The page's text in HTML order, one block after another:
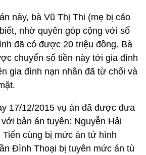
này, bà Vũ Thị Thi (mẹ bị cáo
nhờ quyên góp cộng với số
đã có được 20 triệu đồng. Bà
chuyển số tiền này tới gia đình
gia đình nạn nhân đã từ chối và
17/12/2015 vụ án đã được đưa
bản án tuyên: Nguyễn Hải
cùng bị mức án tử hình
Đình Thoại bị tuyên mức án tù